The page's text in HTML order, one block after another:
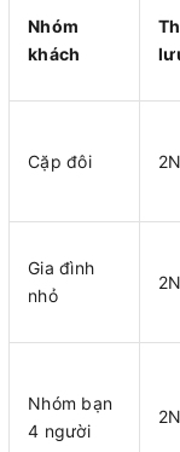
Nhóm
khách
Cặp đôi
Gia đình
nhỏ
Nhóm bạn
4 người